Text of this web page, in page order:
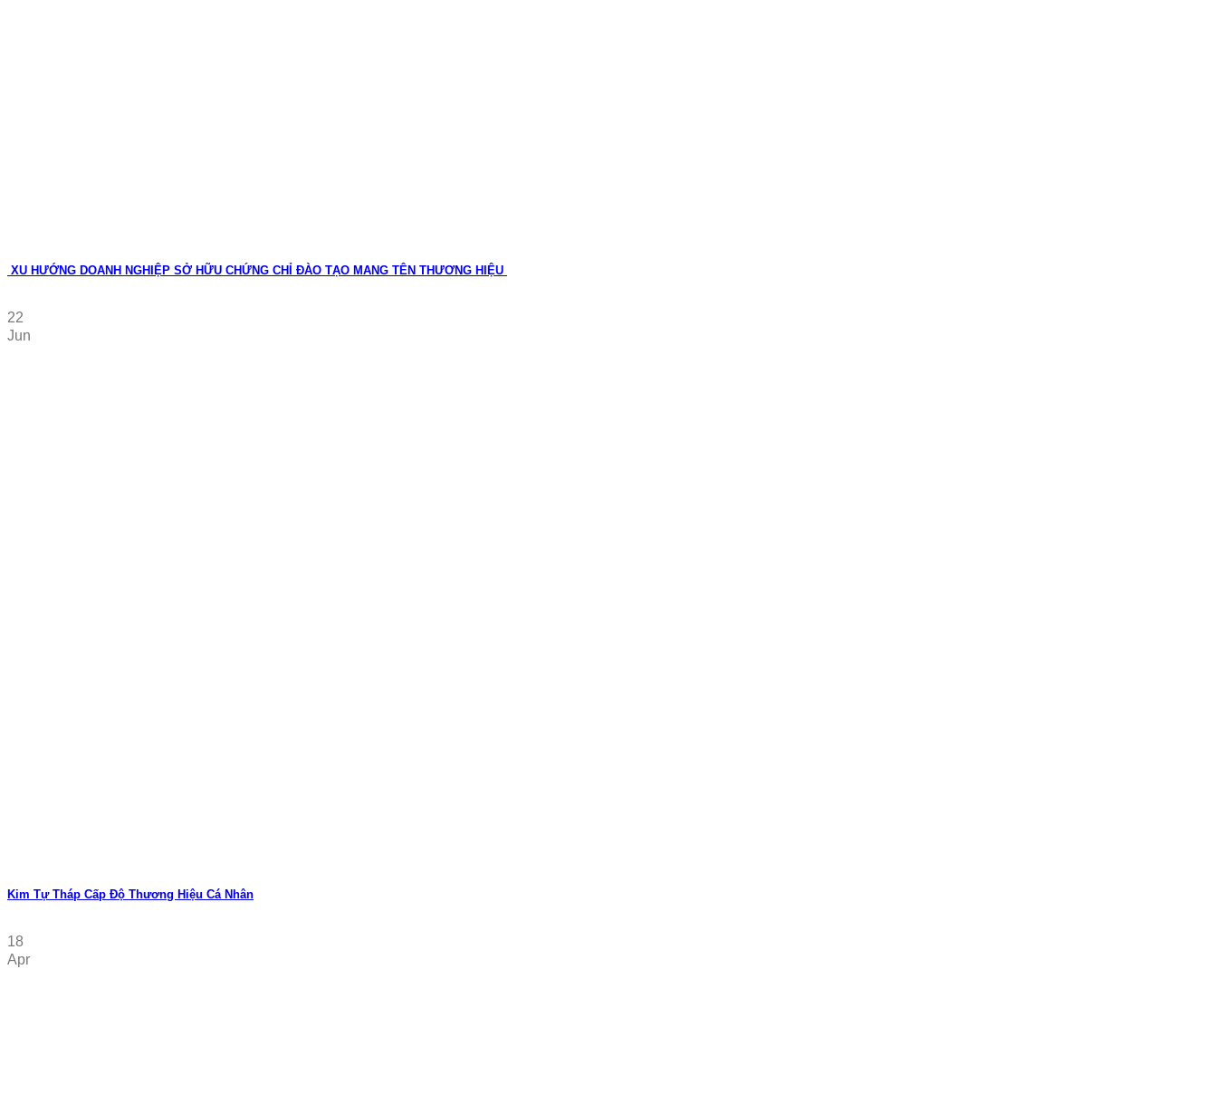
XU HƯỚNG DOANH NGHIỆP SỞ HỮU CHỨNG CHỈ ĐÀO TẠO MANG TÊN THƯƠNG HIỆU
22
Jun
Kim Tự Tháp Cấp Độ Thương Hiệu Cá Nhân
18
Apr